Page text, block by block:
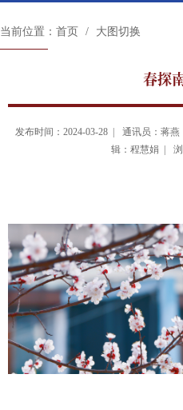
当前位置： 首页 大图切换
春探
发布时间：2024-03-28 | 通讯员：蒋燕
辑：程慧娟 |